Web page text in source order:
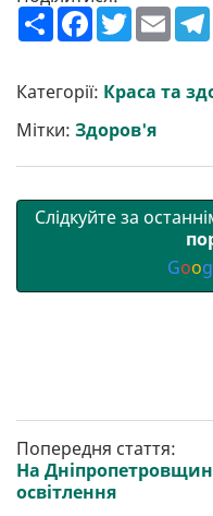
П
о
р
и
т
и
F
a
b
o
o
k
T
w
t
e
r
E
m
l
Категорії: Краса та
Мітки: Здоров'я
Слідкуйте за
Goog
Попередня стаття:
На
освітлення